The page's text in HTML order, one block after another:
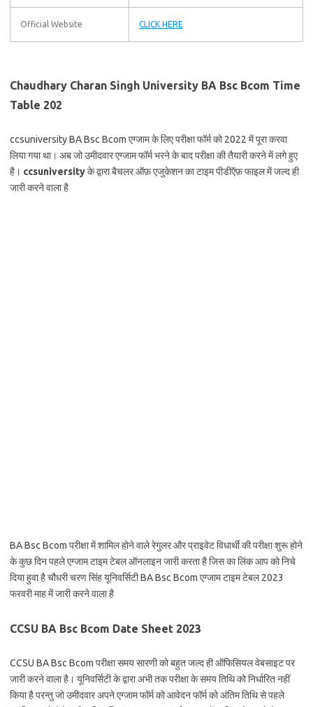
Official Website CLICK HERE
Chaudhary Charan Singh University BA Bsc Bcom Time
Table 202
ccsuniversity BA Bsc Bcom एग्जाम के लिए परीक्षा फॉर्म को 2022 में पूरा करवा
लिया गया था। अब जो उमीदवार एग्जाम फॉर्म भरने के बाद परीक्षा की तैयारी करने में लगे हुए
है। ccsuniversityके द्वारा बैचलर ऑफ़ एजुकेशन का टाइम पीडीऍफ़ फाइल में जल्द ही
जारी करने वाला है
BA Bsc Bcom परीक्षा में शामिल होने वाले रेगुलर और प्राइवेट विधार्थी की परीक्षा शुरू होने
के कुछ दिन पहले एग्जाम टाइम टेबल ऑनलाइन जारी करता है जिस का लिंक आप को निचे
दिया हुवा है चौधरी चरण सिंह यूनिवर्सिटी BA Bsc Bcom एग्जाम टाइम टेबल 2023
फरवरी माह में जारी करने वाला है
CCSU BA Bsc Bcom Date Sheet 2023
CCSU BA Bsc Bcom परीक्षा समय सारणी को बहुत जल्द ही ऑफिसियल वेबसाइट पर
जारी करने वाला है। यूनिवर्सिटी के द्वारा अभी तक परीक्षा के समय तिथि को निर्धारित नहीं
किया है परन्तु जो उमीदवार अपने एग्जाम फॉर्म को आवेदन फॉर्म को अंतिम तिथि से पहले